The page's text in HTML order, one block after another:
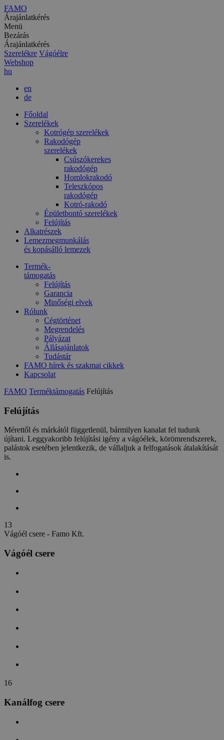
FAMO
Árajánlatkérés
Menü
Bezárás
Árajánlatkérés
Szerelékre Vágóélre
Webshop
hu
en
de
Főoldal
Szerelékek
Kotrógép szerelékek
Rakodógép
szerelékek
Csúszókerekes
rakodógép
Homlokrakodó
Teleszkópos
rakodógép
Kotró-rakodó
Épületbontó szerelékek
Felújítás
Alkatrészek
Lemezmegmunkálás
és kopásálló lemezek
Termék-
támogatás
Felújítás
Garancia
Minőségi elvek
Rólunk
Cégtörténet
Megrendelés
Pályázat
Állásajánlatok
Tudástár
FAMO hírek és szakmai cikkek
Kapcsolat
FAMO Terméktámogatás Felújítás
Felújítás
Mérettől és márkától függetlenül, bármilyen kanalat fel tudunk
újítani. Leggyakoribb felújítási igény a vágóélek, körömrendszerek,
palástok esetében jelentkezik, de vállaljuk a felfogatások átalakítását
is.
13
Vágóél csere - Famo Kft.
Vágóél csere
16
Kanálfog csere